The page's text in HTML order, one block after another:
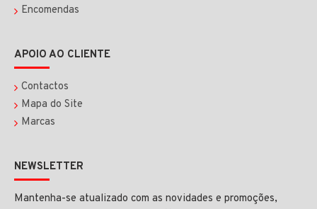
Encomendas
APOIO AO CLIENTE
Contactos
Mapa do Site
Marcas
NEWSLETTER
Mantenha-se atualizado com as novidades e promoções,